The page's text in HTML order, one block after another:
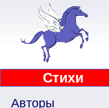
Стихи
Авторы